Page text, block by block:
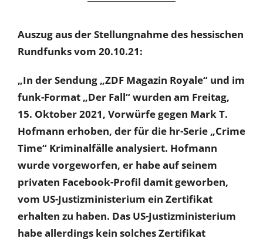
Auszug aus der Stellungnahme des hessischen
Rundfunks vom 20.10.21:
„In der Sendung „ZDF Magazin Royale“ und im
funk-Format „Der Fall“ wurden am Freitag,
15. Oktober 2021, Vorwürfe gegen Mark T.
Hofmann erhoben, der für die hr-Serie „Crime
Time“ Kriminalfälle analysiert. Hofmann
wurde vorgeworfen, er habe auf seinem
privaten Facebook-Profil damit geworben,
vom US-Justizministerium ein Zertifikat
erhalten zu haben. Das US-Justizministerium
habe allerdings kein solches Zertifikat